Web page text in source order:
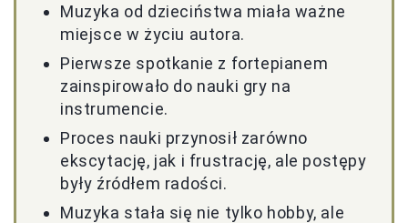
Muzyka od dzieciństwa miała ważne
miejsce w życiu autora.
Pierwsze spotkanie z fortepianem
zainspirowało do nauki gry na
instrumencie.
Proces nauki przynosił zarówno
ekscytację, jak i frustrację, ale postępy
były źródłem radości.
Muzyka stała się nie tylko hobby, ale